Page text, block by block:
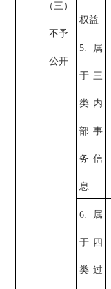
（三）
不予
公开
权益
5.属
于三
类内
部事
务信
息
6.属
于四
类过